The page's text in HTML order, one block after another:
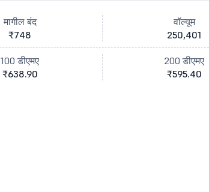
मागील बंद
₹748
वॉल्यूम
250,401
100 डीएमए
₹638.90
200 डीएमए
₹595.40